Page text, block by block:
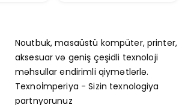
Noutbuk, masaüstü kompüter, printer,
aksesuar və geniş çeşidli texnoloji
məhsullar endirimli qiymətlərlə.
Texnoİmperiya - Sizin texnologiya
partnyorunuz